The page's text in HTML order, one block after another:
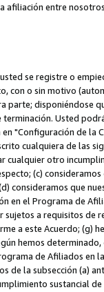
afiliación entre
se registre o
con o sin motivo
disponiéndose
Usted
"Configuración de
cualquiera de las
cualquier otro
(c)
consideramos que
en el Programa de
a requisitos de
a este Acuerdo; (g)
hemos
de Afiliados en
de la subsección (a)
sustancial